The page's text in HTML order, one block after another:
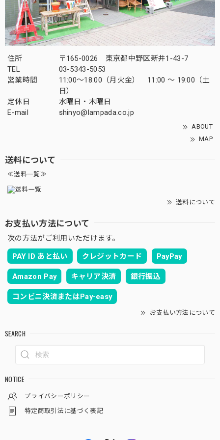
住所
〒165-0026 東京都中野区新井1-43-7
TEL
03-5343-5053
営業時間
11:00～18:00（月火金） 11:00 ～ 19:00（土
日）
定休日
水曜日・木曜日
E-mail
shinyo@lampada.co.jp
ABOUT
MAP
送料について
≪送料一覧≫
送料について
お支払い方法について
次の方法がご利用いただけます。
PAY ID あと払い クレジットカード PayPay
Amazon Pay キャリア決済 銀行振込
コンビニ決済またはPay-easy
お支払い方法について
SEARCH
NOTICE
プライバシーポリシー
特定商取引法に基づく表記